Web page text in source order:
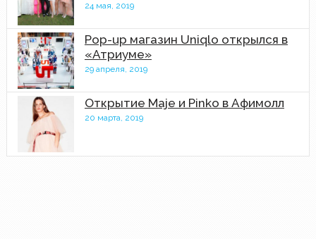
24 мая, 2019
Pop-up магазин Uniqlo открылся в
«Атриуме»
29 апреля, 2019
Открытие Maje и Pinko в Афимолл
20 марта, 2019